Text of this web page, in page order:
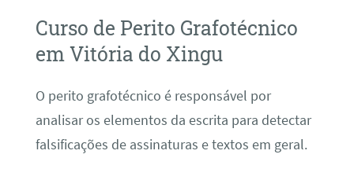
Curso de Perito Grafotécnico
em Vitória do Xingu
O perito grafotécnico é responsável por
analisar os elementos da escrita para detectar
falsificações de assinaturas e textos em geral.